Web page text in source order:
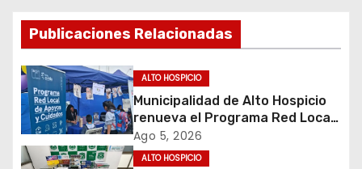
a
c
i
ó
n
Publicaciones Relacionadas
ALTO HOSPICIO
Municipalidad de Alto Hospicio
renueva el Programa Red Local
de Apoyos y Cuidados
Ago 5, 2026
ALTO HOSPICIO